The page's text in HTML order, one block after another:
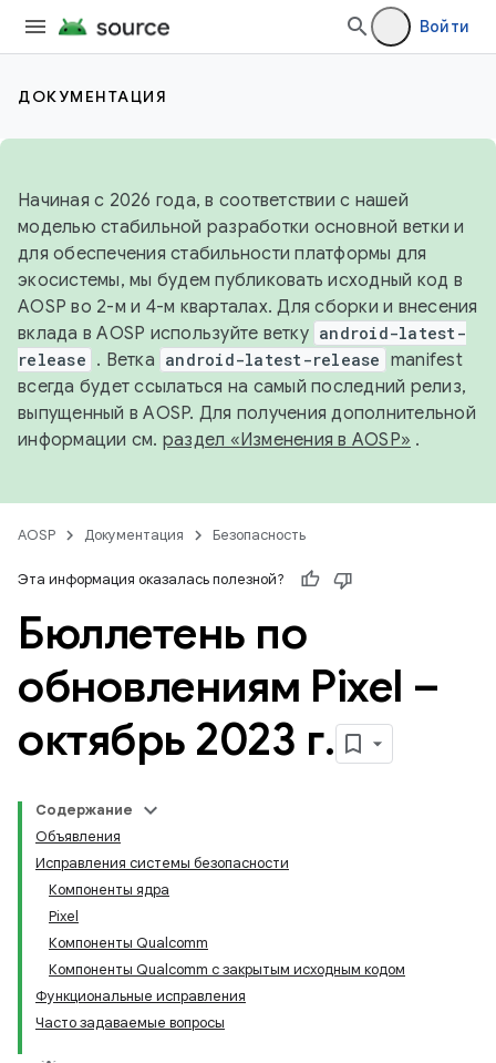
Войти
ДОКУМЕНТАЦИЯ
Начиная с 2026 года, в соответствии с нашей
моделью стабильной разработки основной ветки и
для обеспечения стабильности платформы для
экосистемы, мы будем публиковать исходный код в
AOSP во 2-м и 4-м кварталах. Для сборки и внесения
вклада в AOSP используйте ветку android-latest-
release . Ветка android-latest-release manifest
всегда будет ссылаться на самый последний релиз,
выпущенный в AOSP. Для получения дополнительной
информации см. раздел «Изменения в AOSP» .
AOSP Документация Безопасность
Эта информация оказалась полезной?
Бюллетень по
обновлениям Pixel –
октябрь 2023 г.
Содержание
Объявления
Исправления системы безопасности
Компоненты ядра
Pixel
Компоненты Qualcomm
Компоненты Qualcomm с закрытым исходным кодом
Функциональные исправления
Часто задаваемые вопросы